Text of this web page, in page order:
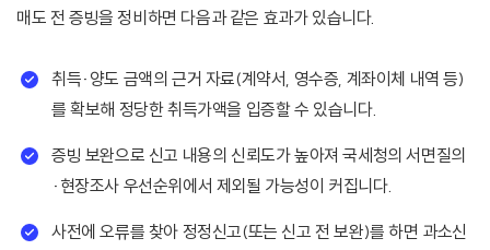
매도 전 증빙을 정비하면 다음과 같은 효과가 있습니다.
취득·양도 금액의 근거 자료(계약서, 영수증, 계좌이체 내역 등)
를 확보해 정당한 취득가액을 입증할 수 있습니다.
증빙 보완으로 신고 내용의 신뢰도가 높아져 국세청의 서면질의
·현장조사 우선순위에서 제외될 가능성이 커집니다.
사전에 오류를 찾아 정정신고(또는 신고 전 보완)를 하면 과소신